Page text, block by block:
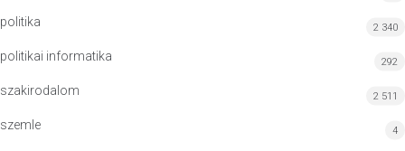
politika 2 340
politikai informatika 292
szakirodalom 2 511
szemle 4